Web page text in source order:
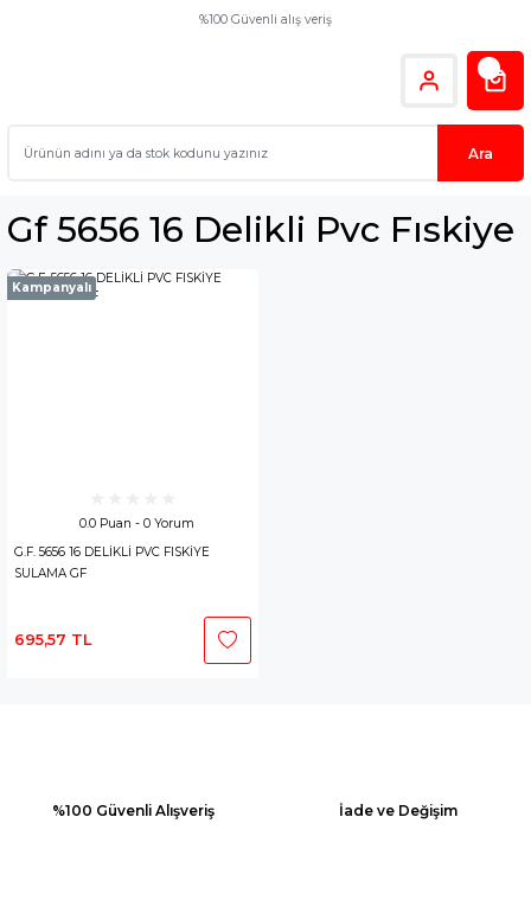
%100 Güvenli alış veriş
Ara
Gf 5656 16 Delikli Pvc Fıskiye
Kampanyalı
0.0 Puan - 0 Yorum
G.F. 5656 16 DELİKLİ PVC FISKİYE
SULAMA GF
695,57 TL
%100 Güvenli Alışveriş İade ve Değişim